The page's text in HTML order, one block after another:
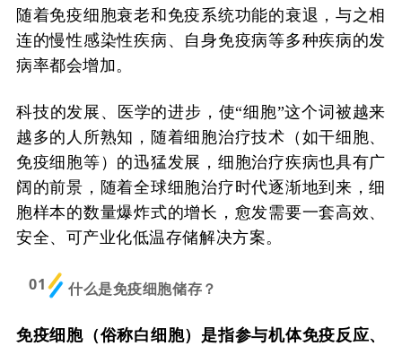
随着免疫细胞衰老和免疫系统功能的衰退，与之相
连的慢性感染性疾病、自身免疫病等多种疾病的发
病率都会增加。
科技的发展、医学的进步，使“细胞”这个词被越来
越多的人所熟知，随着细胞治疗技术（如干细胞、
免疫细胞等）的迅猛发展，细胞治疗疾病也具有广
阔的前景，随着全球细胞治疗时代逐渐地到来，细
胞样本的数量爆炸式的增长，愈发需要一套高效、
安全、可产业化低温存储解决方案。
01 什么是免疫细胞储存？
免疫细胞（俗称白细胞）是指参与机体免疫反应、